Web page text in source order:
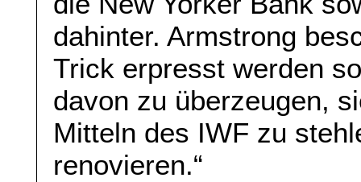
dahinter. Armstrong
Trick erpresst werden
davon zu überzeugen,
Mitteln des IWF zu
renovieren.“